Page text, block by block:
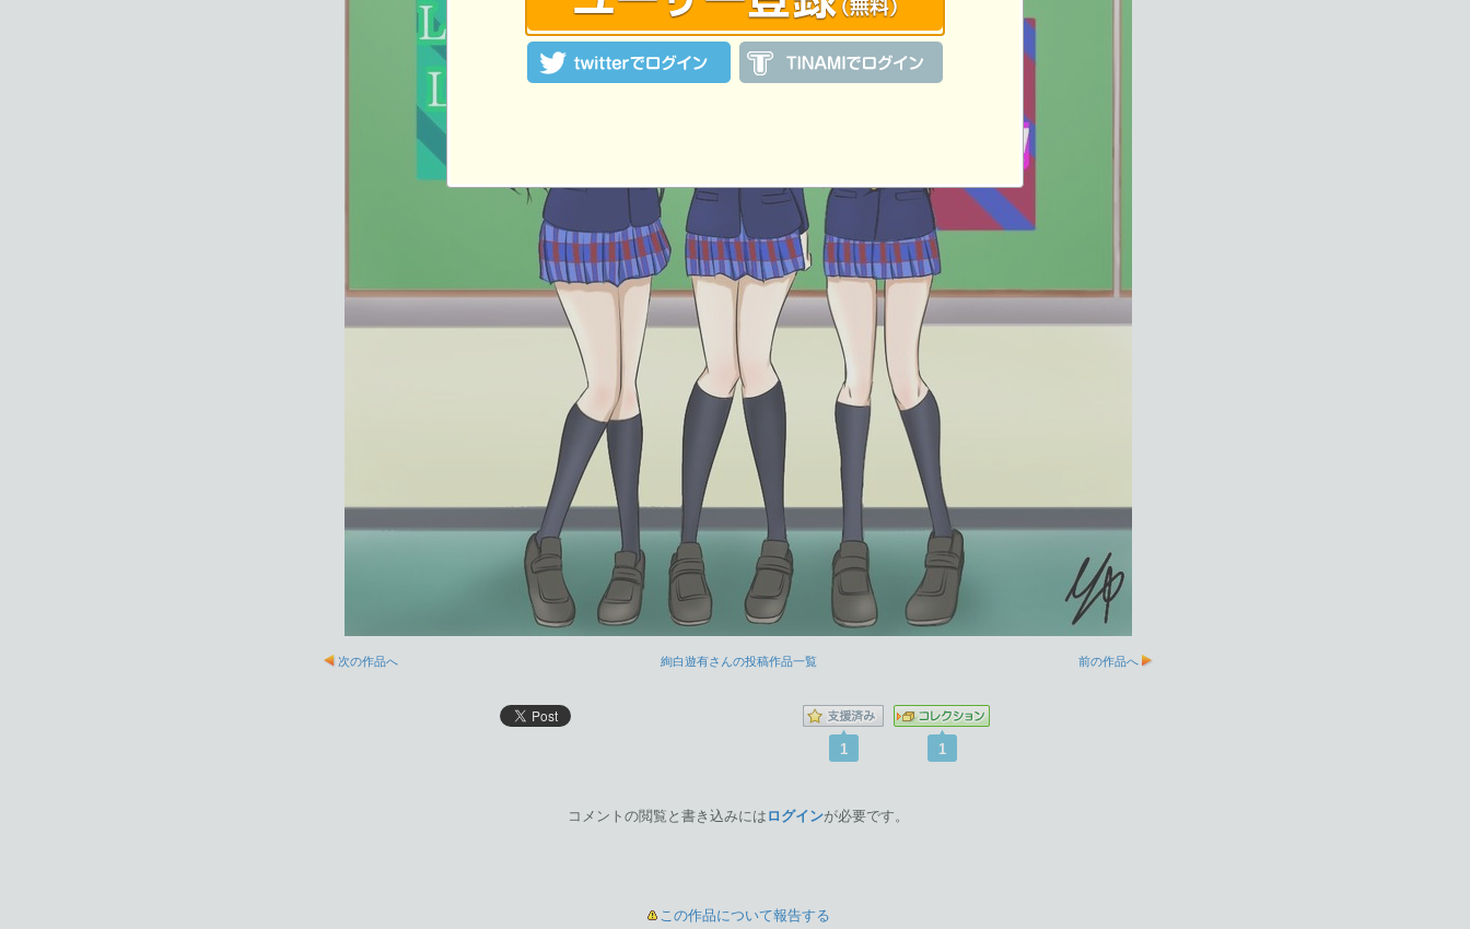
次の作品へ 絢白遊有さんの投稿作品一覧 前の作品へ
1 1
コメントの閲覧と書き込みには ログインが必要です。
この作品について報告する